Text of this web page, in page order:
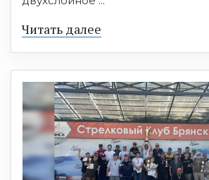
Читать далее